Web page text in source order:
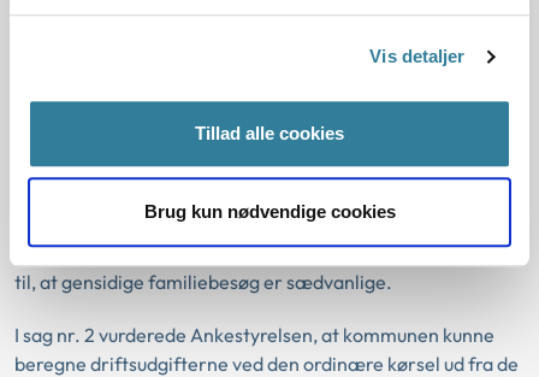
Vis detaljer
Tillad alle cookies
Brug kun nødvendige cookies
af den ordinære kørsel fastsættes skønsmæssigt ud fra det
behov, som andre på samme alder og i samme livssituation
men uden et handicap har. Det betyder, at borgeren ikke
at kommunen skønsmæssigt kan fastsætte et sædvanligt
omfang. Kommunen kan i den forbindelse fx tage hensyn
til, at gensidige familiebesøg er sædvanlige.
I sag nr. 2 vurderede Ankestyrelsen, at kommunen kunne
beregne driftsudgifterne ved den ordinære kørsel ud fra de